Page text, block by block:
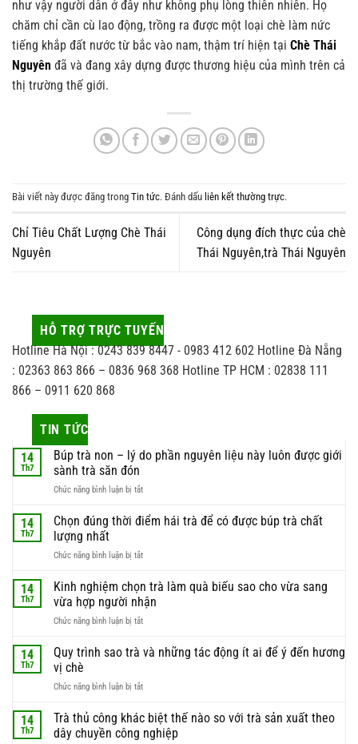
như vậy người dân ở đây như không phụ lòng thiên nhiên. Họ
chăm chỉ cần cù lao động, trồng ra được một loại chè làm nức
tiếng khắp đất nước từ bắc vào nam, thậm trí hiện tại Chè Thái
Nguyên đã và đang xây dựng được thương hiệu của mình trên cả
thị trường thế giới.
Bài viết này được đăng trong Tin tức. Đánh dấu liên kết thường trực.
Chỉ Tiêu Chất Lượng Chè Thái
Nguyên
Công dụng đích thực của chè
Thái Nguyên,trà Thái Nguyên
HỖ TRỢ TRỰC TUYẾN
Hotline Hà Nội : 0243 839 8447 - 0983 412 602 Hotline Đà Nẵng
: 02363 863 866 – 0836 968 368 Hotline TP HCM : 02838 111
866 – 0911 620 868
TIN TỨC
14
Th7
Búp trà non – lý do phần nguyên liệu này luôn được giới
sành trà săn đón
Chức năng bình luận bị tắtở
trà
lý
phần
nguyên
liệu
này
được
đón
14
Th7
Chọn đúng thời điểm hái trà để có được búp trà chất
lượng nhất
Chức năng bình luận bị tắtở
đúng
thời
điểm
hái
để
búp
chất
lượng
14
Th7
Kinh nghiệm chọn trà làm quà biếu sao cho vừa sang
vừa hợp người nhận
Chức năng bình luận bị tắtở
nghiệm
làm
biếu
sao
14
Th7
Quy trình sao trà và những tác động ít ai để ý đến hương
vị chè
Chức năng bình luận bị tắtở
trình
trà
14
Th7
Trà thủ công khác biệt thế nào so với trà sản xuất theo
dây chuyền công nghiệp